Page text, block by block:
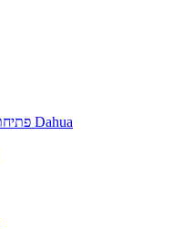
פתיחת קריאת שירות מצלמות Dahua